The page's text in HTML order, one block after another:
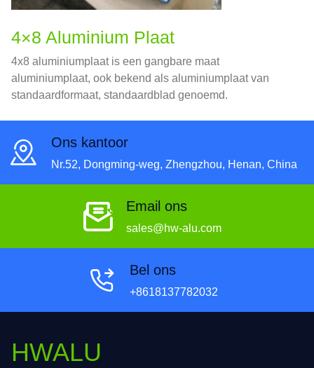
4×8 Aluminium Plaat
4x8 aluminiumplaat is een gangbare maat
aluminiumplaat, ook bekend als aluminiumplaat van
standaardformaat, standaardblad genoemd.
Ons kantoor
Nr.52, Dongming-weg, Zhengzhou, Henan, China
Email ons
sales@hw-alu.com
Bel ons
+8618137782032
HWALU